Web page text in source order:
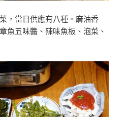
，當日供應有八種。麻油香
魚五味醬、辣味魚板、泡菜、